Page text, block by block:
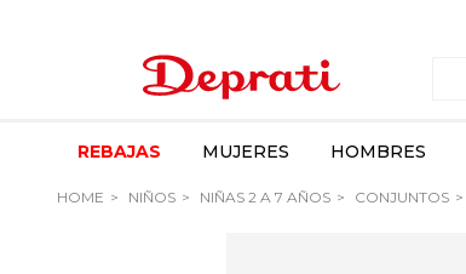
REBAJAS MUJERES HOMBRES
HOME NIÑOS NIÑAS 2 A 7 AÑOS CONJUNTOS